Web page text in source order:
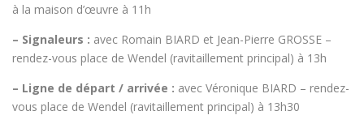
à la maison d’œuvre à 11h
– Signaleurs : avec Romain BIARD et Jean-Pierre GROSSE –
rendez-vous place de Wendel (ravitaillement principal) à 13h
– Ligne de départ / arrivée : avec Véronique BIARD – rendez-
vous place de Wendel (ravitaillement principal) à 13h30